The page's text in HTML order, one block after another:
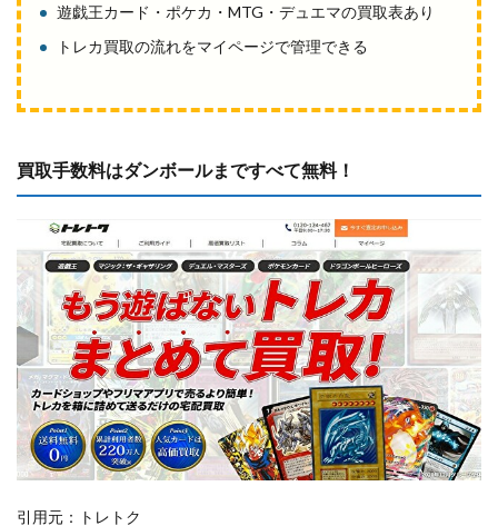
遊戯王カード・ポケカ・MTG・デュエマの買取表あり
トレカ買取の流れをマイページで管理できる
買取手数料はダンボールまですべて無料！
引用元：トレトク